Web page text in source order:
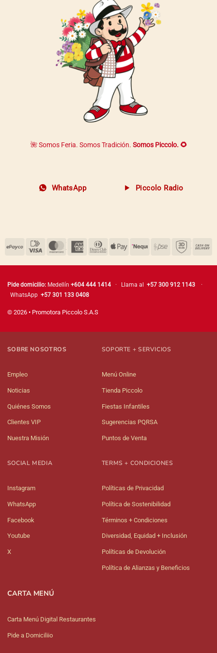
🌺 Somos Feria. Somos Tradición. Somos Piccolo. 🌻
WhatsApp Piccolo Radio
Pide domicilio: Medellín +604 444 1414 · Llama al +57 300 912 1143
·
WhatsApp +57 301 133 0408
© 2026 • Promotora Piccolo S.A.S
SOBRE NOSOTROS
Empleo
Noticias
Quiénes Somos
Clientes VIP
Nuestra Misión
SOPORTE + SERVICIOS
Menú Online
Tienda Piccolo
Fiestas Infantiles
Sugerencias PQRSA
Puntos de Venta
SOCIAL MEDIA
Instagram
WhatsApp
Facebook
Youtube
X
TERMS + CONDICIONES
Políticas de Privacidad
Política de Sostenibilidad
Términos + Condiciones
Diversidad, Equidad + Inclusión
Políticas de Devolución
Política de Alianzas y Beneficios
CARTA MENÚ
Carta Menú Digital Restaurantes
Pide a Domiciliio